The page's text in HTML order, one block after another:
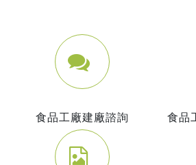
食品工廠建廠諮詢 食品